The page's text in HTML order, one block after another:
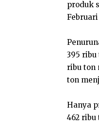
produk
395
ribu ton
ton
Hanya
462 ribu